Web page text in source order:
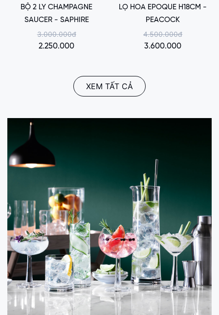
BỘ 2 LY CHAMPAGNE
SAUCER - SAPHIRE
3.000.000đ
2.250.000
LỌ HOA EPOQUE H18CM -
PEACOCK
4.500.000đ
3.600.000
XEM TẤT CẢ